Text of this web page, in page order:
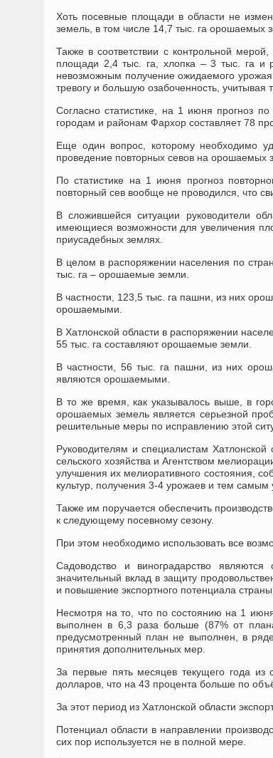
Хоть посевные площади в области не
земель, в том числе 14,7 тыс. га орошаемых
Также в соответствии с контрольной
площади 2,4 тыс. га, хлопка – 3 тыс. га и
невозможным получение ожидаемого
тревогу и большую озабоченность,
Согласно статистике, на 1 июня прогноз
городам и районам Фархор составляет 78
Еще один вопрос, которому необходимо
проведение повторных севов на орошаемых
По статистике на 1 июня прогноз
повторный сев вообще не проводился, что
В сложившейся ситуации руководители
имеющиеся возможности для увеличения
приусадебных землях.
В целом в распоряжении населения по
тыс. га – орошаемые земли.
В частности, 123,5 тыс. га пашни, из них
орошаемыми.
В Хатлонской области в распоряжении
55 тыс. га составляют орошаемые земли.
В частности, 56 тыс. га пашни, из них
являются орошаемыми.
В то же время, как указывалось выше, в
орошаемых земель является серьезной
решительные меры по исправлению этой
Руководителям и специалистам
сельского хозяйства и Агентством
улучшения их мелиоративного состояния,
культур, получения 3-4 урожаев и тем самым
Также им поручается обеспечить
к следующему посевному сезону.
При этом необходимо использовать все
Садоводство и виноградарство
значительный вклад в защиту
и повышение экспортного потенциала страны.
Несмотря на то, что по состоянию на 1
выполнен в 6,3 раза больше (87% от
предусмотренный план не выполнен, в
принятия дополнительных мер.
За первые пять месяцев текущего года из
долларов, что на 43 процента больше по
За этот период из Хатлонской области
Потенциал области в направлении
сих пор используется не в полной мере.